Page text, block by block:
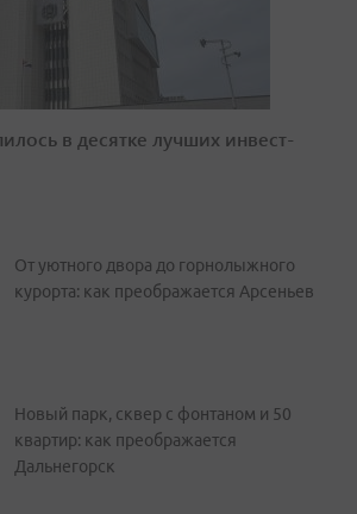
в десятке лучших инвест-
От уютного двора до горнолыжного
курорта: как преображается Арсеньев
Новый парк, сквер с фонтаном и 50
квартир: как преображается
Дальнегорск